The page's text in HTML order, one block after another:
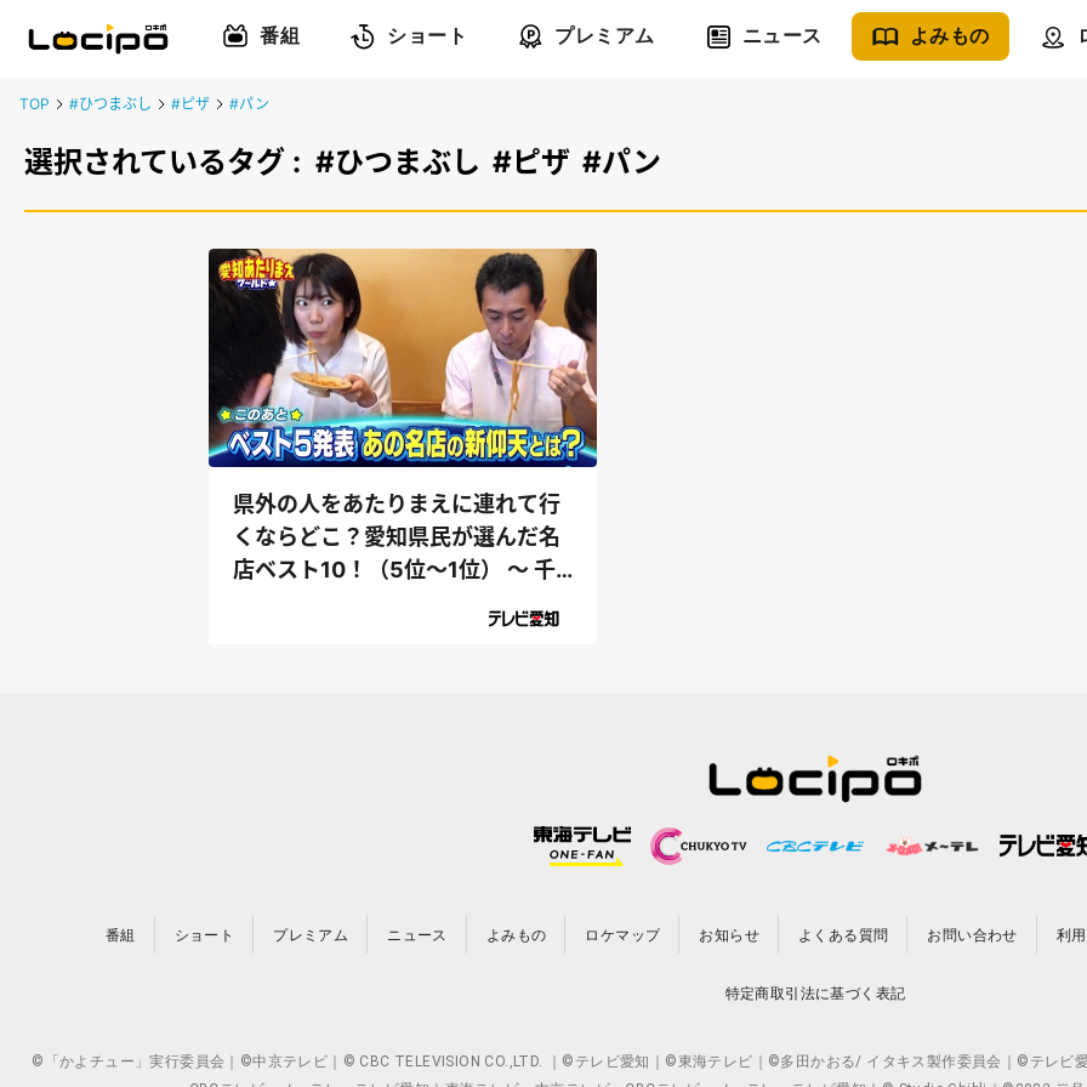
番組 ショート プレミアム ニュース よみもの
TOP #ひつまぶし #ピザ #パン
選択されているタグ : #ひつまぶし #ピザ #パン
県外の人をあたりまえに連れて行
くならどこ？愛知県民が選んだ名
店ベスト10！（5位～1位） ～ 千
番組 ショート プレミアム ニュース よみもの ロケマップ お知らせ よくある質問 お問い合わせ 利
特定商取引法に基づく表記
©「かよチュー」実行委員会｜©中京テレビ｜© CBC TELEVISION CO.,LTD. ｜©テレビ愛知｜©東海テレビ｜©多田かおる/ イタキス製作委員会｜©テレビ